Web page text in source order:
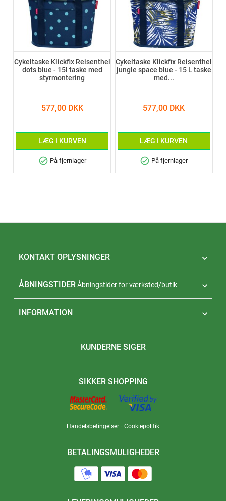
Cykeltaske Klickfix Reisenthel
dots blue - 15l taske med
styrmontering
577,00 DKK
LÆG I KURVEN
check_circle På fjernlager
Cykeltaske Klickfix Reisenthel
jungle space blue - 15 L taske
med...
577,00 DKK
LÆG I KURVEN
check_circle På fjernlager
KONTAKT OPLYSNINGER 
ÅBNINGSTIDER 
Åbningstider for værksted/butik
INFORMATION 
KUNDERNE SIGER
SIKKER SHOPPING
Handelsbetingelser - Cookiepolitik
BETALINGSMULIGHEDER